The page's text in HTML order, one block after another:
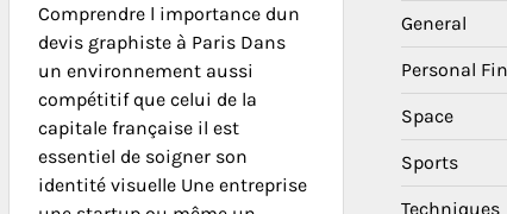
Comprendre l importance dun
devis graphiste à Paris Dans
un environnement aussi
compétitif que celui de la
capitale française il est
essentiel de soigner son
identité visuelle Une entreprise
General
Personal
Space
Sports
Techniques